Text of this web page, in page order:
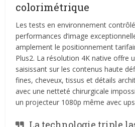
colorimétrique
Les tests en environnement
performances d’image
amplement le positionnement
Plus2. La résolution 4K native offre
saisissant sur les contenus haute
fines, cheveux, tissus et détails
avec une netteté chirurgicale
un projecteur 1080p même avec